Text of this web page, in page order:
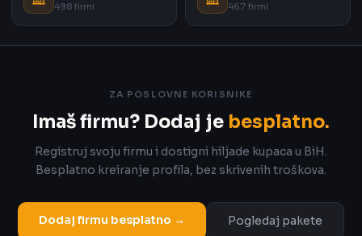
498 firmi 467 firmi
ZA POSLOVNE KORISNIKE
Imaš firmu? Dodaj je besplatno.
Registruj svoju firmu i dostigni hiljade kupaca u BiH.
Besplatno kreiranje profila, bez skrivenih troškova.
Dodaj firmu besplatno → Pogledaj pakete